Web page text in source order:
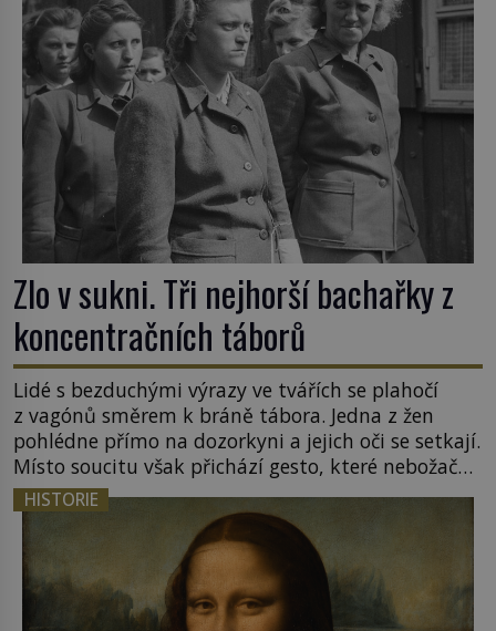
Zlo v sukni. Tři nejhorší bachařky z
koncentračních táborů
Lidé s bezduchými výrazy ve tvářích se plahočí
z vagónů směrem k bráně tábora. Jedna z žen
pohlédne přímo na dozorkyni a jejich oči se setkají.
Místo soucitu však přichází gesto, které nebožačku
posílá rovnou do plynové komory. Jména jako
Rudolf Höss (1901–1947), Josef Mengele (1911–
1979) či Heinrich Himmler (1900–1945) zná každý,
o koho se historie jen otřela. Jenže […]
HISTORIE